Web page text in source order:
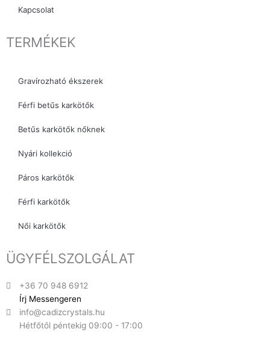
Kapcsolat
TERMÉKEK
Gravírozható ékszerek
Férfi betűs karkötők
Betűs karkötők nőknek
Nyári kollekció
Páros karkötők
Férfi karkötők
Női karkötők
ÜGYFÉLSZOLGÁLAT
+36 70 948 6912
Írj Messengeren
info@cadizcrystals.hu
Hétfőtől péntekig 09:00 - 17:00